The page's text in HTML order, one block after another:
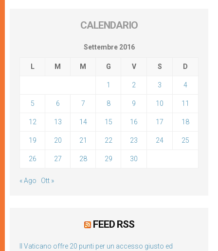
CALENDARIO
Settembre 2016
L M M G V S D
1 2 3 4
5 6 7 8 9 10 11
12 13 14 15 16 17 18
19 20 21 22 23 24 25
26 27 28 29 30
« Ago Ott »
FEED RSS
Il Vaticano offre 20 punti per un accesso giusto ed